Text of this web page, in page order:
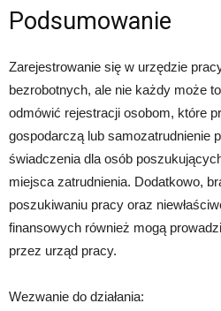
Podsumowanie
Zarejestrowanie się w urzędzie
bezrobotnych, ale nie każdy może
odmówić rejestracji osobom, które
gospodarczą lub samozatrudnienie
świadczenia dla osób
miejsca zatrudnienia. Dodatkowo,
poszukiwaniu pracy oraz
finansowych również mogą
przez urząd pracy.
Wezwanie do działania: